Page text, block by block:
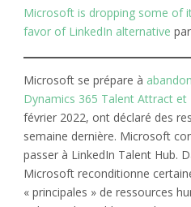
Microsoft is dropping some of
favor of LinkedIn alternative par
Microsoft se prépare à
Dynamics 365 Talent Attract et
février 2022, ont déclaré des
semaine dernière. Microsoft
passer à LinkedIn Talent Hub.
Microsoft reconditionne
« principales » de ressources